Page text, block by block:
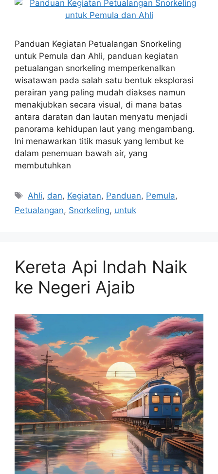
Panduan Kegiatan Petualangan Snorkeling
untuk Pemula dan Ahli, panduan kegiatan
petualangan snorkeling memperkenalkan
wisatawan pada salah satu bentuk eksplorasi
perairan yang paling mudah diakses namun
menakjubkan secara visual, di mana batas
antara daratan dan lautan menyatu menjadi
panorama kehidupan laut yang mengambang.
Ini menawarkan titik masuk yang lembut ke
dalam penemuan bawah air, yang
membutuhkan
Tags
Ahli, dan, Kegiatan, Panduan, Pemula,
Petualangan, Snorkeling, untuk
Kereta Api Indah Naik
ke Negeri Ajaib